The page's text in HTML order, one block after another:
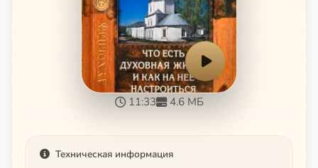
11:33 4.6 МБ
Техническая информация